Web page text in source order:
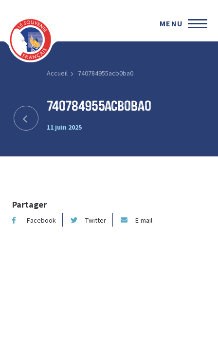
MENU
Accueil 740784955acb0ba0
740784955acb0ba0
11 juin 2025
Partager
Facebook Twitter E-mail